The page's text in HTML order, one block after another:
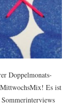
Doppelmonats-
Es ist